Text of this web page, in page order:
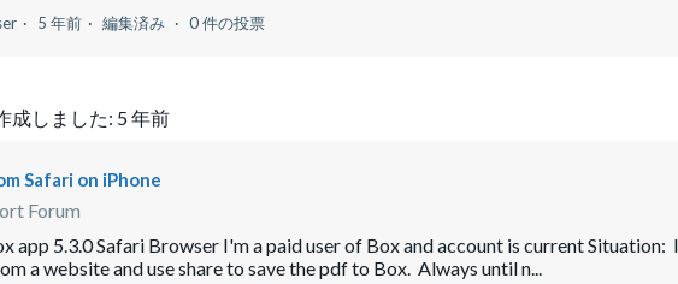
5 年前 編集済み 0 件の投票
成しました: 5 年前
Safari on iPhone
Forum
app 5.3.0 Safari Browser I'm a paid user of Box and account is current Situation: I
a website and use share to save the pdf to Box. Always until n...